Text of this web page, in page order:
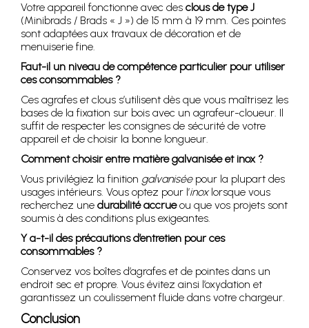
Votre appareil fonctionne avec des clous de type J
(Minibrads / Brads « J ») de 15 mm à 19 mm. Ces pointes
sont adaptées aux travaux de décoration et de
menuiserie fine.
Faut-il un niveau de compétence particulier pour utiliser
ces consommables ?
Ces agrafes et clous s’utilisent dès que vous maîtrisez les
bases de la fixation sur bois avec un agrafeur-cloueur. Il
suffit de respecter les consignes de sécurité de votre
appareil et de choisir la bonne longueur.
Comment choisir entre matière galvanisée et inox ?
Vous privilégiez la finition galvaniséepour la plupart des
usages intérieurs. Vous optez pour l’inoxlorsque vous
recherchez une durabilité accrueou que vos projets sont
soumis à des conditions plus exigeantes.
Y a-t-il des précautions d’entretien pour ces
consommables ?
Conservez vos boîtes d’agrafes et de pointes dans un
endroit sec et propre. Vous évitez ainsi l’oxydation et
garantissez un coulissement fluide dans votre chargeur.
Conclusion